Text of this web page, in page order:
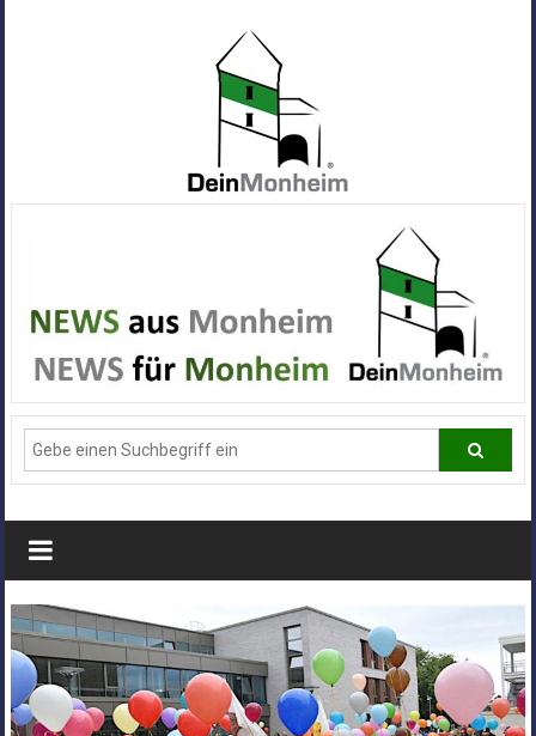
Alle
News
aus
Deiner
Stadt
Monheim